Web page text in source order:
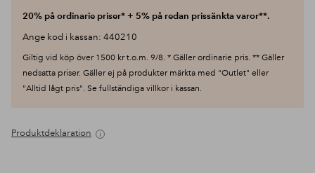
20% på ordinarie priser* + 5% på redan prissänkta varor**.
Ange kod i kassan: 440210
Giltig vid köp över 1500 kr t.o.m. 9/8. * Gäller ordinarie pris. ** Gäller
nedsatta priser. Gäller ej på produkter märkta med "Outlet" eller
"Alltid lågt pris". Se fullständiga villkor i kassan.
Produktdeklaration